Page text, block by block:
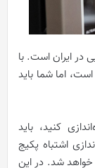
در ایران است. با
اما شما باید
کنید، باید
اشتباه پکیج
شد. در این